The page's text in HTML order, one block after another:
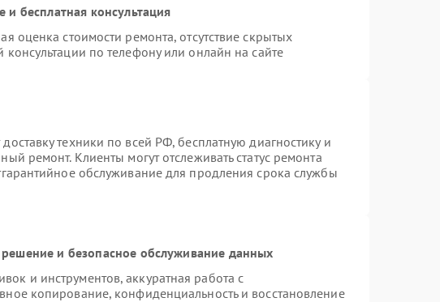
бесплатная консультация
оценка стоимости ремонта, отсутствие скрытых
по телефону или онлайн на сайте
техники по всей РФ, бесплатную диагностику и
ремонт. Клиенты могут отслеживать статус ремонта
обслуживание для продления срока службы
и безопасное обслуживание данных
и инструментов, аккуратная работа с
копирование, конфиденциальность и восстановление